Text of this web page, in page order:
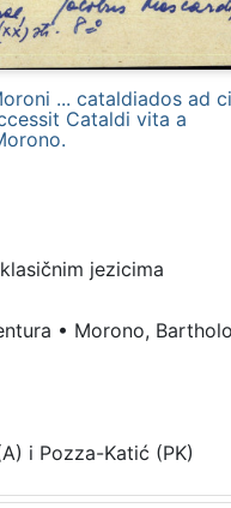
... cataldiados ad
Cataldi vita a
jezicima
• Morono,
i Pozza-Katić (PK)